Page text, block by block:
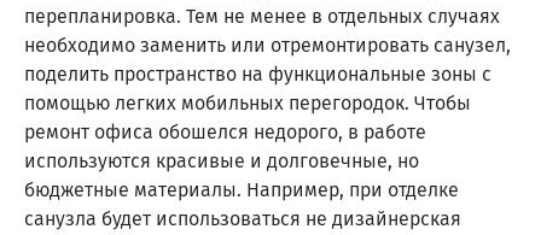
перепланировка. Тем не менее в отдельных случаях
необходимо заменить или отремонтировать санузел,
поделить пространство на функциональные зоны с
помощью легких мобильных перегородок. Чтобы
ремонт офиса обошелся недорого, в работе
используются красивые и долговечные, но
бюджетные материалы. Например, при отделке
санузла будет использоваться не дизайнерская